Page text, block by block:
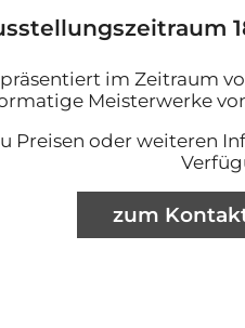
im Zeitraum
Meisterwerke
Preisen oder
zum